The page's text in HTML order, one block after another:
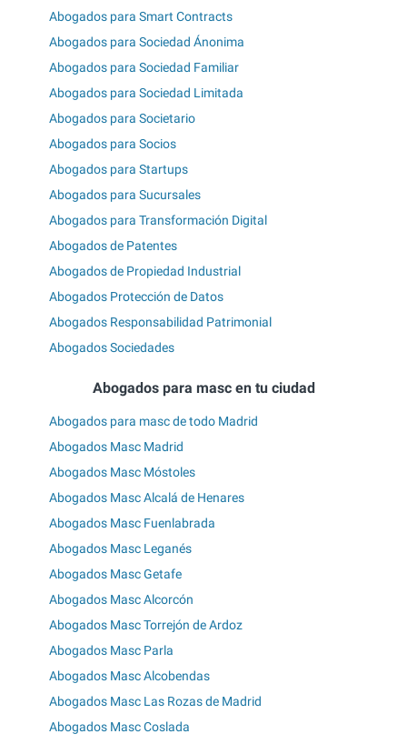
Abogados para Smart Contracts
Abogados para Sociedad Ánonima
Abogados para Sociedad Familiar
Abogados para Sociedad Limitada
Abogados para Societario
Abogados para Socios
Abogados para Startups
Abogados para Sucursales
Abogados para Transformación Digital
Abogados de Patentes
Abogados de Propiedad Industrial
Abogados Protección de Datos
Abogados Responsabilidad Patrimonial
Abogados Sociedades
Abogados para masc en tu ciudad
Abogados para masc de todo Madrid
Abogados Masc Madrid
Abogados Masc Móstoles
Abogados Masc Alcalá de Henares
Abogados Masc Fuenlabrada
Abogados Masc Leganés
Abogados Masc Getafe
Abogados Masc Alcorcón
Abogados Masc Torrejón de Ardoz
Abogados Masc Parla
Abogados Masc Alcobendas
Abogados Masc Las Rozas de Madrid
Abogados Masc Coslada